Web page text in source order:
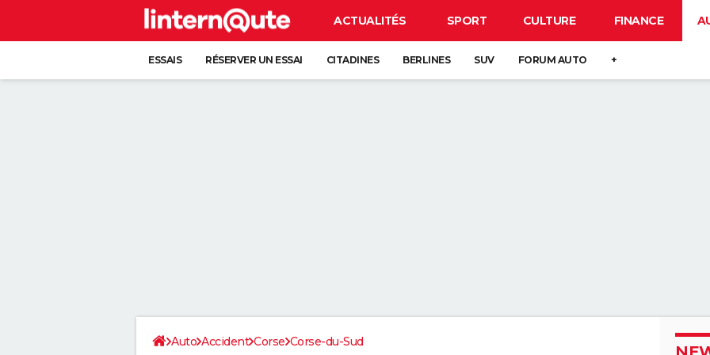
ACTUALITÉS SPORT CULTURE FINANCE
ESSAIS RÉSERVER UN ESSAI CITADINES BERLINES SUV FORUM AUTO +
Auto Accident Corse Corse-du-Sud